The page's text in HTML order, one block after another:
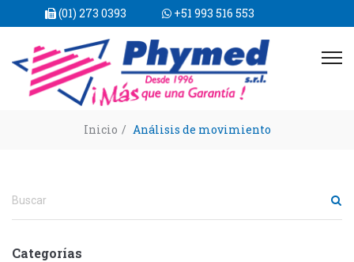
(01) 273 0393 +51 993 516 553
Inicio / Análisis de movimiento
Categorías